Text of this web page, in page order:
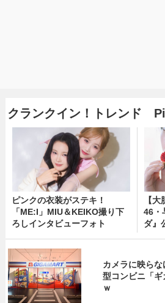
クランクイン！トレンド
ピンクの衣装がステキ！
「ME:I」MIU＆KEIKO撮り下
ろしインタビューフォト
【
46・
ダ』
カメラに映ら
型コンビニ「
ｗ